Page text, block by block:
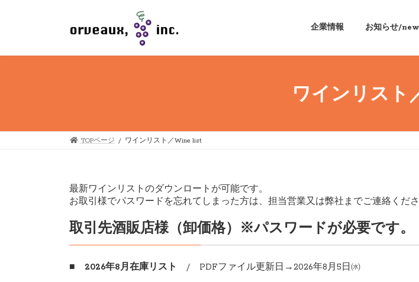
ツ
シ
企業情報 お知らせ/
ワインリスト
TOPページ ワインリスト／Wine list
最新ワインリストのダウンロートが可能です。
お取引様でパスワードを忘れてしまった方は、担当営業又は弊社までご連絡くださ
取引先酒販店様（卸価格） ※パスワードが必要です。
■ 2026年8月在庫リスト / PDFファイル更新日→2026年8月5日㈬